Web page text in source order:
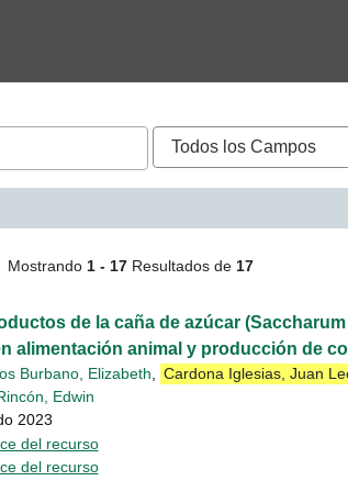
Cardona
Mostrando 1 - 17 Resultados de 17
de la caña de azúcar
alimentación animal y producción de
Burbano, Elizabeth, Cardona Iglesias, Juan
Edwin
2023
del recurso
del recurso